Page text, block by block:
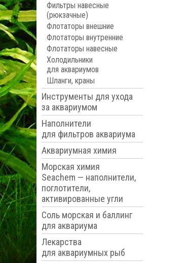
Фильтры навесные
(рюкзачные)
Флотаторы внешние
Флотаторы внутренние
Флотаторы навесные
Холодильники
для аквариумов
Шланги, краны
Инструменты для ухода
за аквариумом
Наполнители
для фильтров аквариума
Аквариумная химия
Морская химия
Seachem — наполнители,
поглотители,
активированные угли
Соль морская и баллинг
для аквариума
Лекарства
для аквариумных рыб